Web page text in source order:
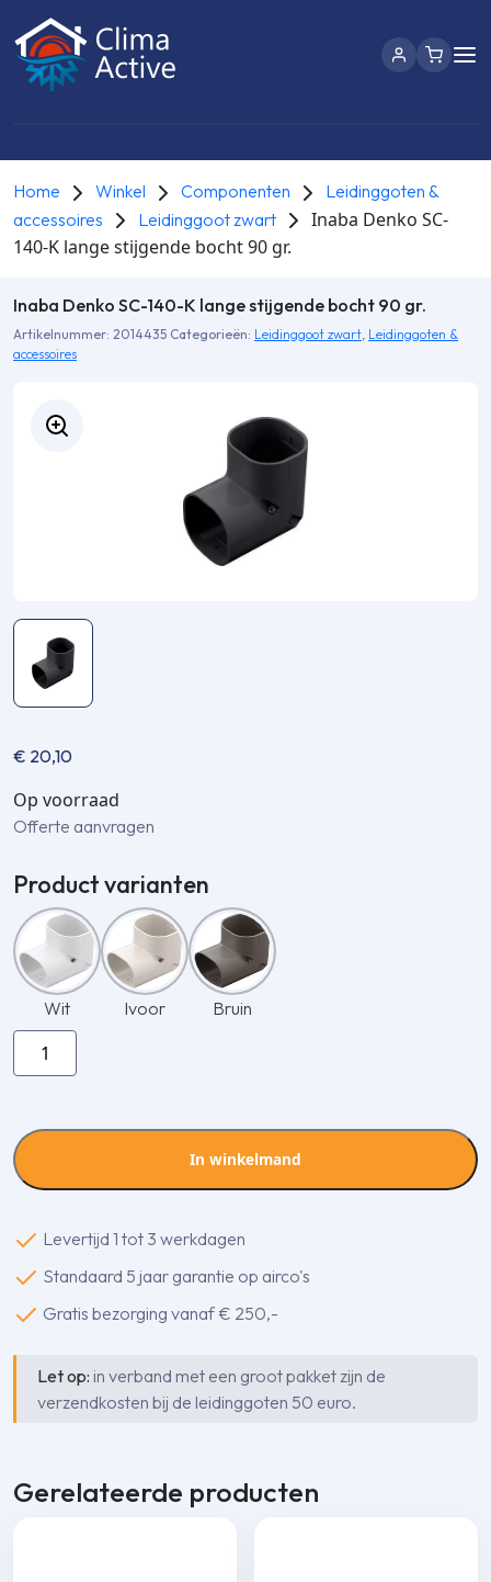
Home Winkel Componenten
Leidinggoten &
accessoires
Leidinggoot zwart
Inaba Denko SC-
140-K lange stijgende bocht 90 gr.
Inaba Denko SC-140-K lange stijgende bocht 90 gr.
Artikelnummer: 2014435 Categorieën: Leidinggoot zwart, Leidinggoten &
accessoires
€ 20,10
Op voorraad
Offerte aanvragen
Product varianten
Wit Ivoor
Bruin
Inaba
Denko
K
lange
90
gr.
aantal
In winkelmand
Levertijd 1 tot 3 werkdagen
Standaard 5 jaar garantie op airco's
Gratis bezorging vanaf € 250,-
Let op: in verband met een groot pakket zijn de
verzendkosten bij de leidinggoten 50 euro.
Gerelateerde producten